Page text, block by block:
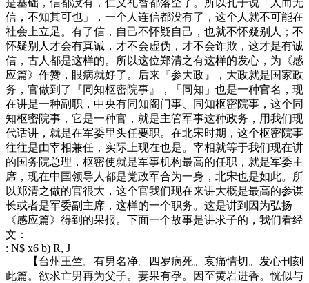
是基础，信都没有，仁义礼智都落空了。所以孔子说「人而无
信，不知其可也」，一个人连信都没有了，这个人就不可能在
社会上立足。有了信，自己不怀疑自己，也就不怀疑别人；不
怀疑别人才会有真诚，才不会虚伪，才不会诈欺，这才是有诚
信，古人都是这样的。所以这位郑清之有这样的发心，为《感
应篇》作赞，眼病就好了。后来『参大政』，大政就是国家政
务，官做到了『同知枢密院事』，「同知」也是一种官名，现
在讲是一种副职，中央有同知阁门事、同知枢密院事，这个同
知枢密院事，它是一种官，就是主管军事这种政务，用我们现
代话讲，就是在军委里头任要职。在北宋时期，这个枢密院事
往往是由宰相兼任，实际上现在也是。宰相就等于我们现在讲
的国务院总理，枢密使就是军事机构最高的任职，就是军委主
席，现在中国领导人都是党政军合为一身，北宋也是如此。所
以郑清之做的官很大，这个官我们现在来讲大概是最高的参谋
长或者是军委副主席，这样的一个职务。这是讲到因为弘扬
《感应篇》得到的果报。下面一个故事是讲求子的，我们看经
文：
: N$ x6 b) R, J
【台州王竺。有男名净。四岁病死。哀痛情切。发心刊刻
此篇。欲求亡男再为父子。妻果有孕。因至黄岩进香。恍似与